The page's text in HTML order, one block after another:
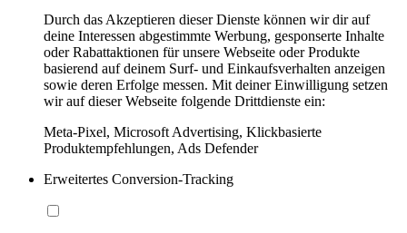
Durch das Akzeptieren dieser Dienste können wir dir auf
deine Interessen abgestimmte Werbung, gesponserte Inhalte
oder Rabattaktionen für unsere Webseite oder Produkte
basierend auf deinem Surf- und Einkaufsverhalten anzeigen
sowie deren Erfolge messen. Mit deiner Einwilligung setzen
wir auf dieser Webseite folgende Drittdienste ein:
Meta-Pixel, Microsoft Advertising, Klickbasierte
Produktempfehlungen, Ads Defender
Erweitertes Conversion-Tracking